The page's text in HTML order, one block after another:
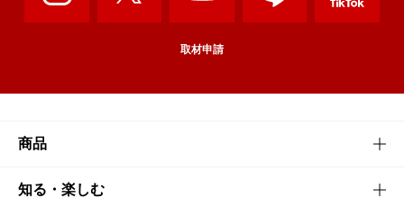
取材申請
商品
商品TOP
知る・楽しむ